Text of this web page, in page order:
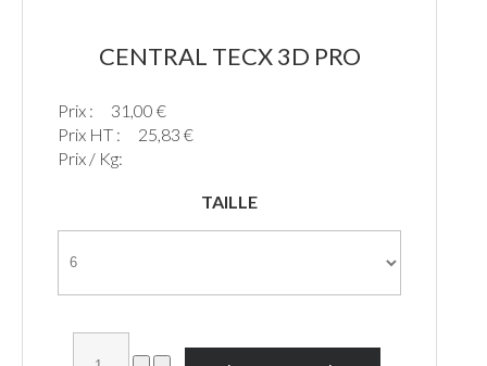
CENTRAL TECX 3D PRO
Prix :
31,00 €
Prix HT :
25,83 €
Prix / Kg:
TAILLE